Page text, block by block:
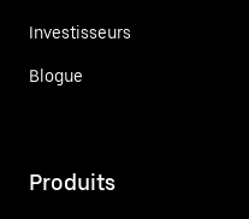
Investisseurs
Blogue
Produits